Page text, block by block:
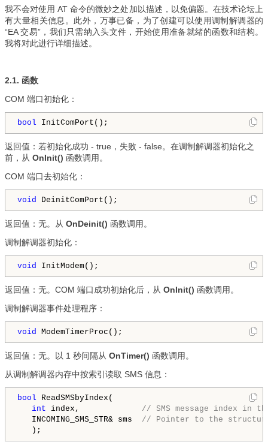
我不会对使用 AT 命令的微妙之处加以描述，以免偏题。在技术论坛上
有大量相关信息。此外，万事已备，为了创建可以使用调制解调器的
“EA 交易”，我们只需纳入头文件，开始使用准备就绪的函数和结构。
我将对此进行详细描述。
2.1. 函数
COM 端口初始化：
bool InitComPort();
返回值：若初始化成功 - true，失败 - false。在调制解调器初始化之
前，从 OnInit() 函数调用。
COM 端口去初始化：
void DeinitComPort();
返回值：无。从 OnDeinit() 函数调用。
调制解调器初始化：
void InitModem();
返回值：无。COM 端口成功初始化后，从 OnInit() 函数调用。
调制解调器事件处理程序：
void ModemTimerProc();
返回值：无。以 1 秒间隔从 OnTimer() 函数调用。
从调制解调器内存中按索引读取 SMS 信息：
bool ReadSMSbyIndex(
int index, // SMS message index in the
INCOMING_SMS_STR& sms // Pointer to the structure